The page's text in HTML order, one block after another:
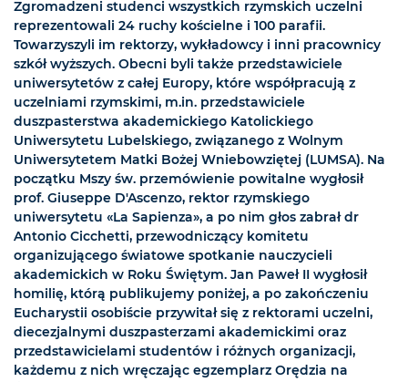
Zgromadzeni studenci wszystkich rzymskich uczelni
reprezentowali 24 ruchy kościelne i 100 parafii.
Towarzyszyli im rektorzy, wykładowcy i inni pracownicy
szkół wyższych. Obecni byli także przedstawiciele
uniwersytetów z całej Europy, które współpracują z
uczelniami rzymskimi, m.in. przedstawiciele
duszpasterstwa akademickiego Katolickiego
Uniwersytetu Lubelskiego, związanego z Wolnym
Uniwersytetem Matki Bożej Wniebowziętej (LUMSA). Na
początku Mszy św. przemówienie powitalne wygłosił
prof. Giuseppe D'Ascenzo, rektor rzymskiego
uniwersytetu «La Sapienza», a po nim głos zabrał dr
Antonio Cicchetti, przewodniczący komitetu
organizującego światowe spotkanie nauczycieli
akademickich w Roku Świętym. Jan Paweł II wygłosił
homilię, którą publikujemy poniżej, a po zakończeniu
Eucharystii osobiście przywitał się z rektorami uczelni,
diecezjalnymi duszpasterzami akademickimi oraz
przedstawicielami studentów i różnych organizacji,
każdemu z nich wręczając egzemplarz Orędzia na